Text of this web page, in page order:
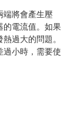
端將會產生壓
的電流值。如果
過大的問題。
過小時，需要使